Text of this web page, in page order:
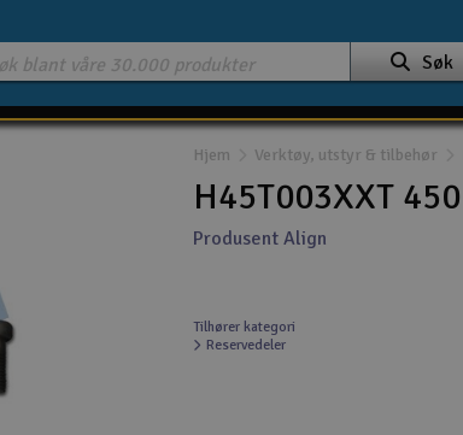
Søk
Hjem Verktøy, utstyr & tilbehør
H45T003XXT
Produsent Align
Tilhører kategori
Reservedeler